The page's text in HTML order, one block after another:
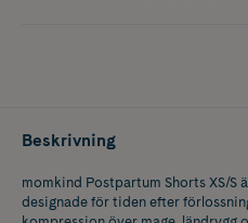
Beskrivning
momkind Postpartum Shorts XS/S
designade för tiden efter